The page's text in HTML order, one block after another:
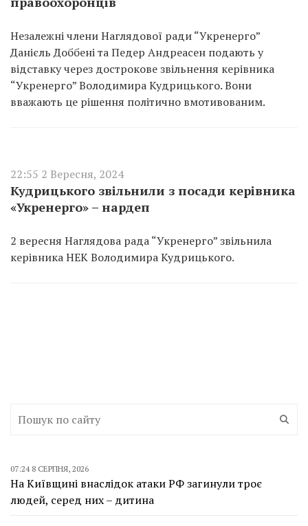
Незалежні члени Наглядової ради “Укренерго”
Данієль Доббені та Педер Андреасен подають у
відставку через дострокове звільнення керівника
“Укренерго” Володимира Кудрицького. Вони
вважають це рішення політично вмотивованим.
22:55 2 Вересня, 2024
Кудрицького звільнили з посади керівника
«Укренерго» – нардеп
2 вересня Наглядова рада “Укренерго” звільнила
керівника НЕК Володимира Кудрицького.
07:24 8 СЕРПНЯ, 2026
На Київщині внаслідок атаки РФ загинули троє
людей, серед них – дитина